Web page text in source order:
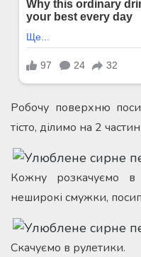
Робочу поверхню
тісто, ділимо на 2
Кожну розкачуємо
неширокі смужки,
Скачуємо в рулетики.